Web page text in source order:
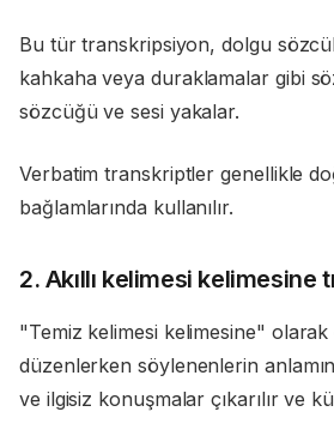
Bu tür transkripsiyon, dolgu
kahkaha veya duraklamalar gibi
sözcüğü ve sesi yakalar.
Verbatim transkriptler genellikle
bağlamlarında kullanılır.
2. Akıllı kelimesi kelimesine
"Temiz kelimesi kelimesine"
düzenlerken söylenenlerin
ve ilgisiz konuşmalar çıkarılır ve